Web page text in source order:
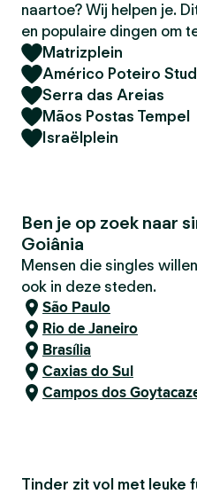
naartoe? Wij helpen je.
en populaire dingen om
Matrizplein
Américo Poteiro
Serra das Areias
Mãos Postas Tempel
Israëlplein
Ben je op zoek naar
Goiânia
Mensen die singles
ook in deze steden.
São Paulo
Rio de Janeiro
Brasília
Caxias do Sul
Campos dos
Tinder zit vol met leuke